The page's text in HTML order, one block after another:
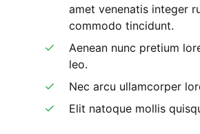
amet venenatis integer
commodo tincidunt.
Aenean nunc pretium
leo.
Nec arcu ullamcorper
Elit natoque mollis